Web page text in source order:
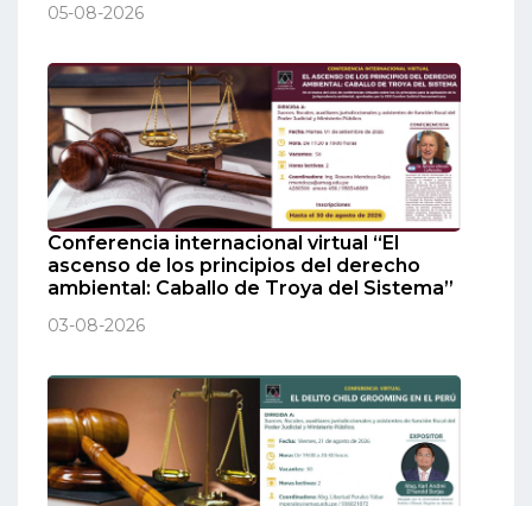
05-08-2026
Conferencia internacional virtual “El
ascenso de los principios del derecho
ambiental: Caballo de Troya del Sistema”
03-08-2026